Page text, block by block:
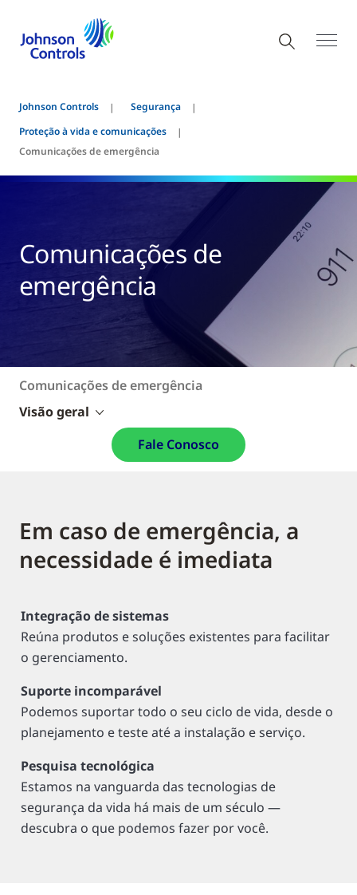
Johnson Controls
Segurança
Proteção à vida e comunicações
Comunicações de emergência
Comunicações de
emergência
Comunicações de emergência
Visão geral
Fale Conosco
Em caso de emergência, a
necessidade é imediata
Integração de sistemas
Reúna produtos e soluções existentes para facilitar
o gerenciamento.
Suporte incomparável
Podemos suportar todo o seu ciclo de vida, desde o
planejamento e teste até a instalação e serviço.
Pesquisa tecnológica
Estamos na vanguarda das tecnologias de
segurança da vida há mais de um século —
descubra o que podemos fazer por você.